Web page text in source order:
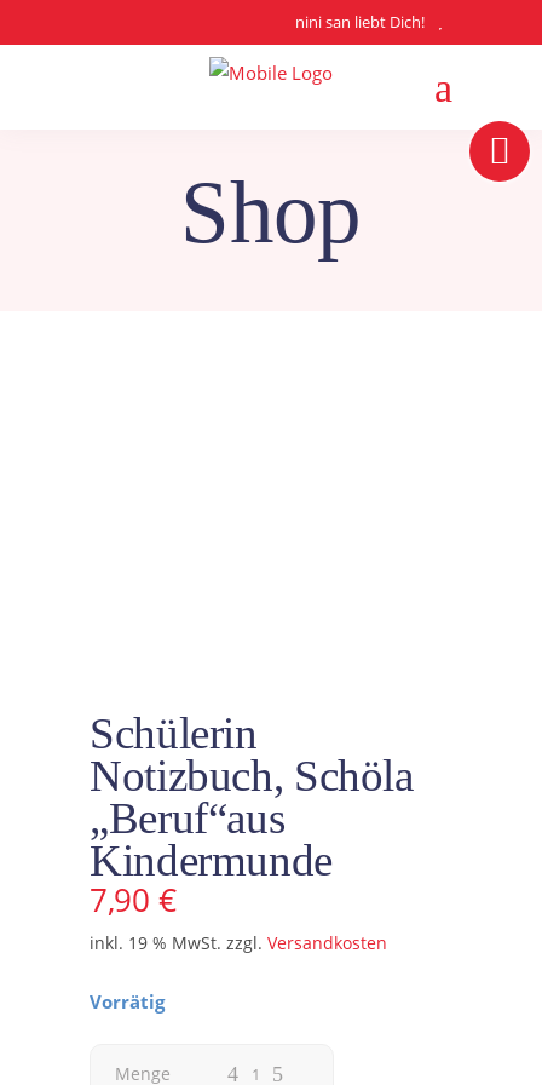
nini san liebt Dich!
Shop
Schülerin
Notizbuch, Schöla
„Beruf“aus
Kindermunde
7,90 €
inkl. 19 % MwSt. zzgl. Versandkosten
Vorrätig
Schülerin
Menge